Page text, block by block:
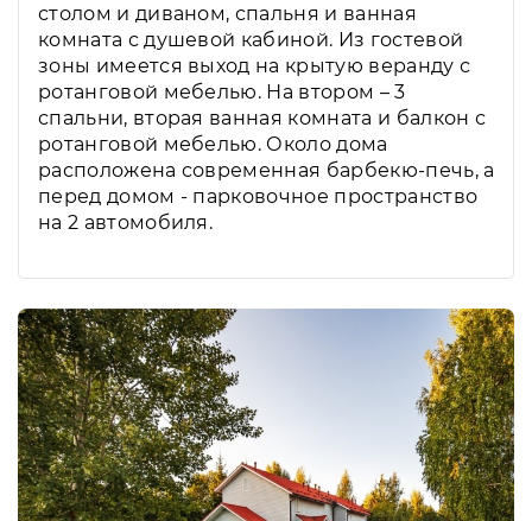
столом и диваном, спальня и ванная
комната с душевой кабиной. Из гостевой
зоны имеется выход на крытую веранду с
ротанговой мебелью. На втором – 3
спальни, вторая ванная комната и балкон с
ротанговой мебелью. Около дома
расположена современная барбекю-печь, а
перед домом - парковочное пространство
на 2 автомобиля.